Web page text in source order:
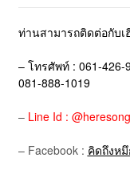
ท่านสามารถติดต่อกับเ
– โทรศัพท์ : 061-426-
081-888-1019
– Line Id :
– Facebook : คิดถึงห